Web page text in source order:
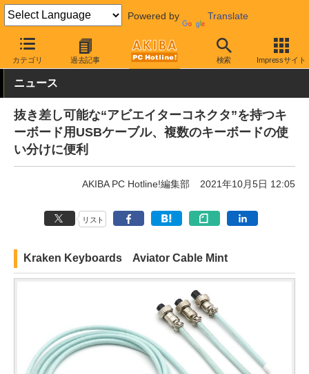
Powered by Translate
カテゴリ 過去記事 検索 Impressサイト
AKIBA PC Hotline! PC周辺機器 キーボード キーボード関連ア
ニュース
抜き差し可能な“アビエイターコネクタ”を持つキ
ーボード用USBケーブル、複数のキーボードの使
い分けに便利
AKIBA PC Hotline!編集部 2021年10月5日 12:05
リスト
Kraken Keyboards Aviator Cable Mint